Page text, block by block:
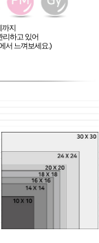
까지
리하고 있어
서 느껴보세요.)